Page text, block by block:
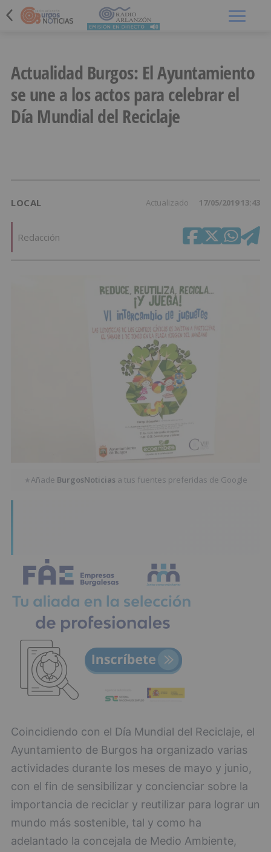
Actualidad Burgos: El Ayuntamiento
se une a los actos para celebrar el
Día Mundial del Reciclaje
LOCAL Actualizado 17/05/2019 13:43
Redacción
★Añade BurgosNoticias a tus fuentes preferidas de Google
Coincidiendo con el Día Mundial del Reciclaje, el
Ayuntamiento de Burgos ha organizado varias
actividades durante los meses de mayo y junio,
con el fin de sensibilizar y concienciar sobre la
importancia de reciclar y reutilizar para lograr un
mundo más sostenible, tal y como ha
adelantado la concejala de Medio Ambiente,